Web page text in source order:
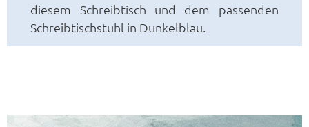
diesem Schreibtisch und dem passenden
Schreibtischstuhl in Dunkelblau.